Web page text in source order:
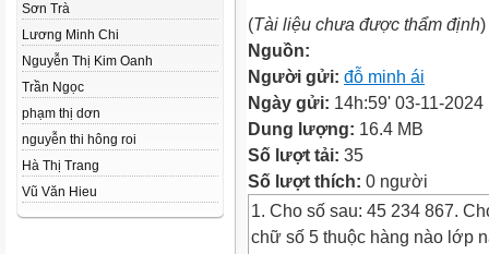
Sơn Trà
Lương Minh Chi
Nguyễn Thị Kim Oanh
Trần Ngọc
phạm thị dơn
nguyễn thi hông roi
Hà Thị Trang
Vũ Văn Hieu
(Tài liệu chưa được thẩm định)
Nguồn:
Người gửi: đỗ minh ái
Ngày gửi: 14h:59' 03-11-2024
Dung lượng: 16.4 MB
Số lượt tải: 35
Số lượt thích: 0 người
1. Cho số sau: 45 234 867.
chữ số 5 thuộc hàng nào lớp